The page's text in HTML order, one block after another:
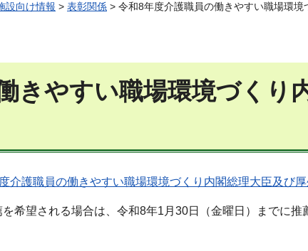
設向け情報 > 表彰関係 > 令和8年度介護職員の働きやすい職場環
きやすい職場環境づくり
介護職員の働きやすい職場環境づくり内閣総理大臣及び
希望される場合は、令和8年1月30日（金曜日）までに推